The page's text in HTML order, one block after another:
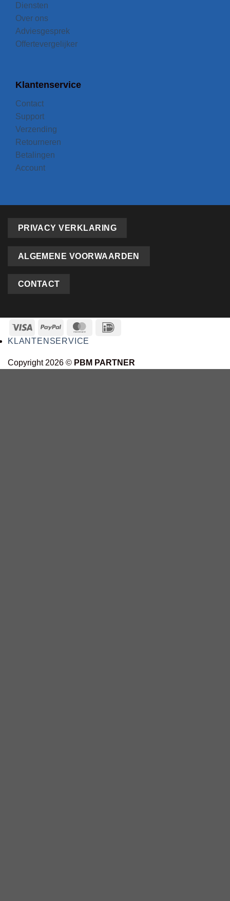
Diensten
Over ons
Adviesgesprek
Offertevergelijker
Klantenservice
Contact
Support
Verzending
Retourneren
Betalingen
Account
PRIVACY VERKLARING
ALGEMENE VOORWAARDEN
CONTACT
KLANTENSERVICE
Copyright 2026 © PBM PARTNER